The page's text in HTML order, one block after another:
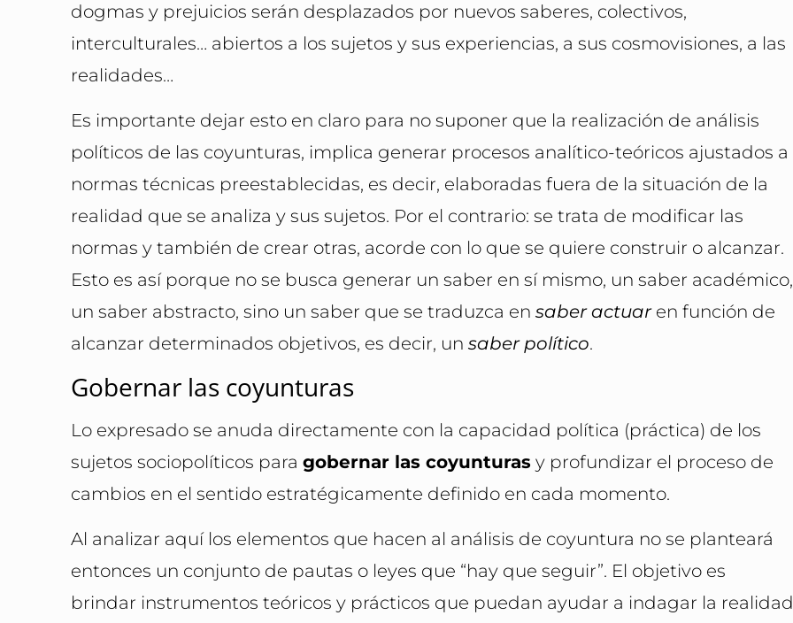
dogmas y prejuicios serán desplazados por nuevos saberes, colectivos,
interculturales… abiertos a los sujetos y sus experiencias, a sus cosmovisiones, a las
realidades…
Es importante dejar esto en claro para no suponer que la realización de análisis
políticos de las coyunturas, implica generar procesos analítico-teóricos ajustados a
normas técnicas preestablecidas, es decir, elaboradas fuera de la situación de la
realidad que se analiza y sus sujetos. Por el contrario: se trata de modificar las
normas y también de crear otras, acorde con lo que se quiere construir o alcanzar.
Esto es así porque no se busca generar un saber en sí mismo, un saber académico,
un saber abstracto, sino un saber que se traduzca ensaber actuar en función de
alcanzar determinados objetivos, es decir, unsaber político.
Gobernar las coyunturas
Lo expresado se anuda directamente con la capacidad política (práctica) de los
sujetos sociopolíticos paragobernar las coyunturas y profundizar el proceso de
cambios en el sentido estratégicamente definido en cada momento.
Al analizar aquí los elementos que hacen al análisis de coyuntura no se planteará
entonces un conjunto de pautas o leyes que “hay que seguir”. El objetivo es
brindar instrumentos teóricos y prácticos que puedan ayudar a indagar la